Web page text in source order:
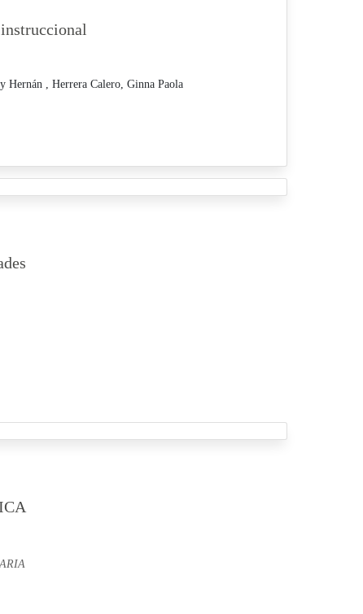
Hernán , Herrera Calero, Ginna Paola